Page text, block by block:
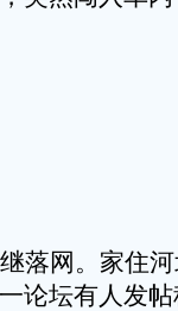
落网。家住
论坛有人发